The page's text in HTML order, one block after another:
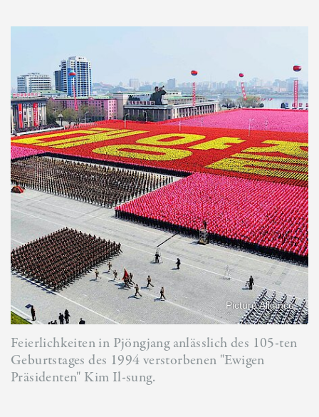
Picture Alliance
Feierlichkeiten in Pjöngjang anlässlich des 105-ten
Geburtstages des 1994 verstorbenen "Ewigen
Präsidenten" Kim Il-sung.